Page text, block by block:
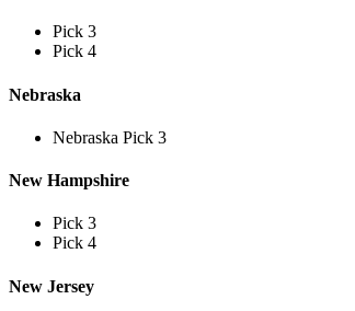
Pick 3
Pick 4
Nebraska
Nebraska Pick 3
New Hampshire
Pick 3
Pick 4
New Jersey